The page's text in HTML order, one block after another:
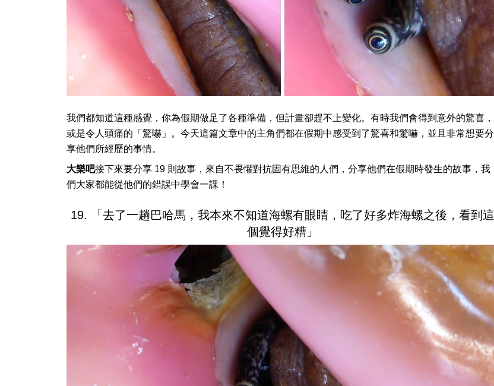
我們都知道這種感覺，你為假期做足了各種準備，但計畫卻趕不上變化。有時我們會得到意外的驚喜，
或是令人頭痛的「驚嚇」。今天這篇文章中的主角們都在假期中感受到了驚喜和驚嚇，並且非常想要分
享他們所經歷的事情。
大樂吧接下來要分享 19 則故事，來自不畏懼對抗固有思維的人們，分享他們在假期時發生的故事，我
們大家都能從他們的錯誤中學會一課！
19. 「去了一趟巴哈馬，我本來不知道海螺有眼睛，吃了好多炸海螺之後，看到這
個覺得好糟」